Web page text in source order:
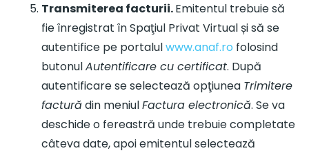
Transmiterea facturii.Emitentul trebuie să
fie înregistrat în Spaţiul Privat Virtual și să se
autentifice pe portalulwww.anaf.ro folosind
butonulAutentificare cu certificat. După
autentificare se selectează opţiunea Trimitere
facturădin meniulFactura electronică. Se va
deschide o fereastră unde trebuie completate
câteva date, apoi emitentul selectează